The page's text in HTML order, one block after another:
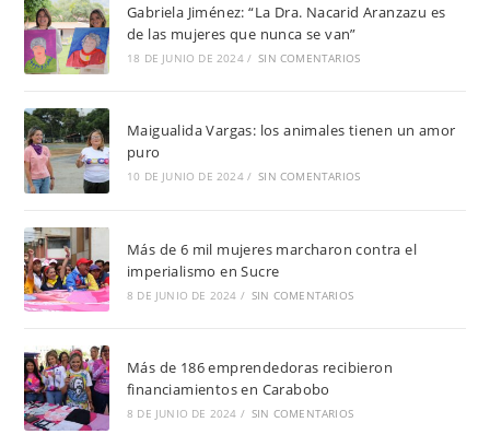
Gabriela Jiménez: “La Dra. Nacarid Aranzazu es
de las mujeres que nunca se van”
18 DE JUNIO DE 2024 / SIN COMENTARIOS
Maigualida Vargas: los animales tienen un amor
puro
10 DE JUNIO DE 2024 / SIN COMENTARIOS
Más de 6 mil mujeres marcharon contra el
imperialismo en Sucre
8 DE JUNIO DE 2024 / SIN COMENTARIOS
Más de 186 emprendedoras recibieron
financiamientos en Carabobo
8 DE JUNIO DE 2024 / SIN COMENTARIOS